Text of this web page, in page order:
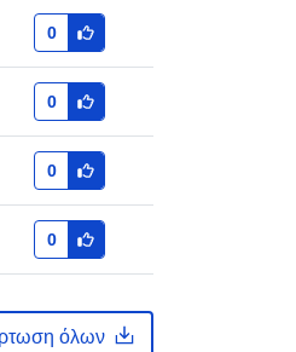
0
0
0
0
όλων
zenodo.5992
dataset/oai